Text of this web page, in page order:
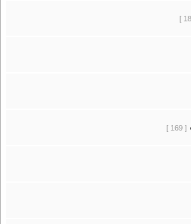
[ 169 ]